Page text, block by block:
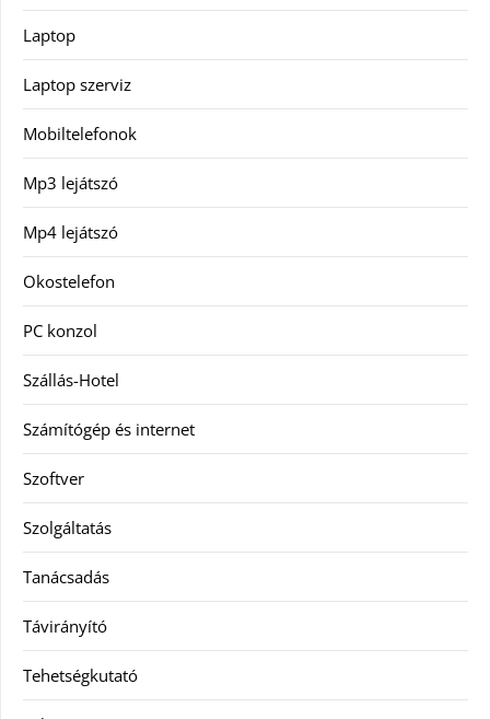
Laptop
Laptop szerviz
Mobiltelefonok
Mp3 lejátszó
Mp4 lejátszó
Okostelefon
PC konzol
Szállás-Hotel
Számítógép és internet
Szoftver
Szolgáltatás
Tanácsadás
Távirányító
Tehetségkutató